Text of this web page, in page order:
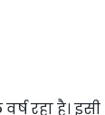
रहा है। इसी